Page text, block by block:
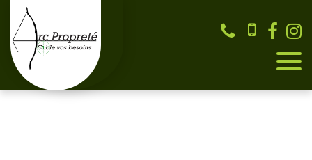
Panneau de gestion des cookies